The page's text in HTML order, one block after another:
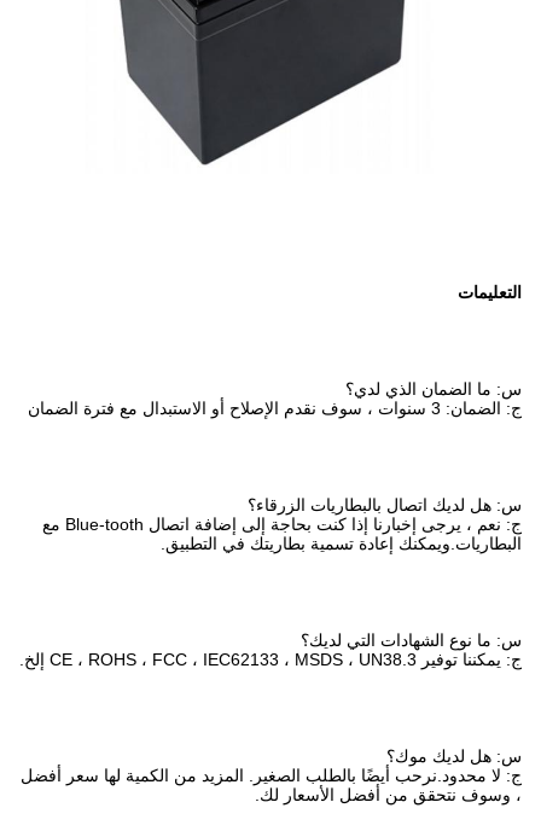
التعليمات
س: ما الضمان الذي لدي؟
ج: الضمان: 3 سنوات ، سوف نقدم الإصلاح أو الاستبدال مع فترة الضمان
س: هل لديك اتصال بالبطاريات الزرقاء؟
ج: نعم ، يرجى إخبارنا إذا كنت بحاجة إلى إضافة اتصال Blue-tooth مع
البطاريات.ويمكنك إعادة تسمية بطاريتك في التطبيق.
س: ما نوع الشهادات التي لديك؟
ج: يمكننا توفير CE ، ROHS ، FCC ، IEC62133 ، MSDS ، UN38.3 إلخ.
س: هل لديك موك؟
ج: لا محدود.نرحب أيضًا بالطلب الصغير. المزيد من الكمية لها سعر أفضل
، وسوف نتحقق من أفضل الأسعار لك.